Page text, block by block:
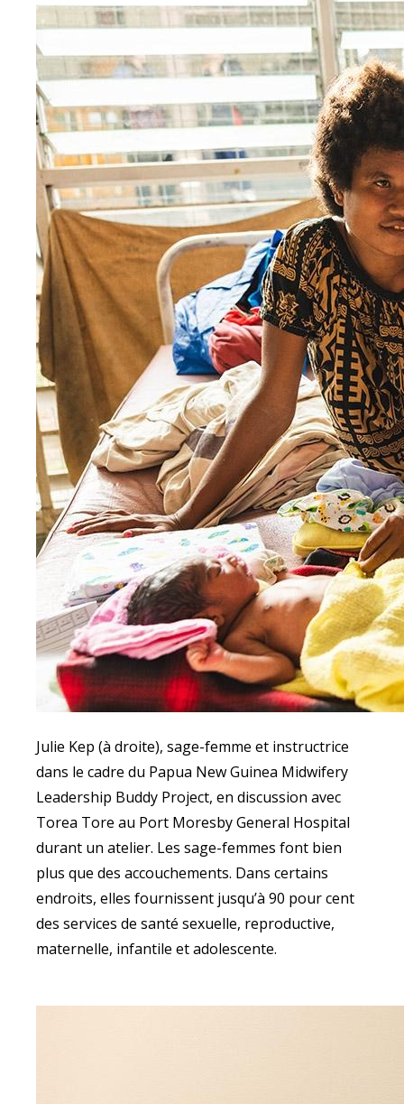
Julie Kep (à droite), sage-femme et instructrice
dans le cadre du Papua New Guinea Midwifery
Leadership Buddy Project, en discussion avec
Torea Tore au Port Moresby General Hospital
durant un atelier. Les sage-femmes font bien
plus que des accouchements. Dans certains
endroits, elles fournissent jusqu’à 90 pour cent
des services de santé sexuelle, reproductive,
maternelle, infantile et adolescente.